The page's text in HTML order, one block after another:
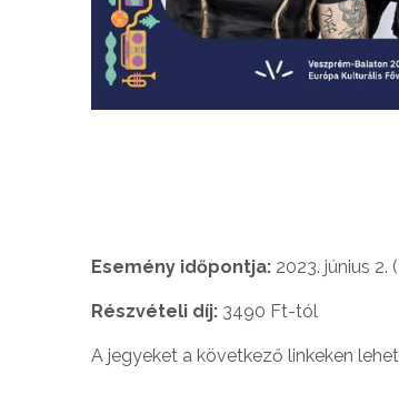
Esemény időpontja: 2023. június 2.
Részvételi díj: 3490 Ft-tól
A jegyeket a következő linkeken